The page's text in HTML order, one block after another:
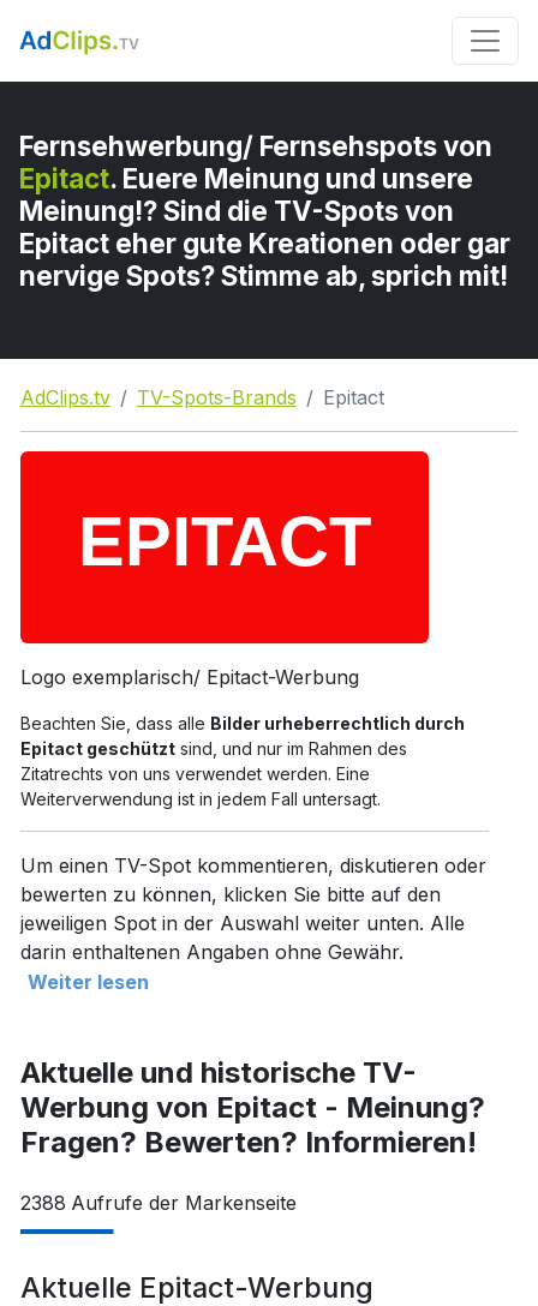
Fernsehwerbung/ Fernsehspots von
Epitact. Euere Meinung und unsere
Meinung!? Sind die TV-Spots von
Epitact eher gute Kreationen oder gar
nervige Spots? Stimme ab, sprich mit!
AdClips.tv TV-Spots-Brands Epitact
Logo exemplarisch/ Epitact-Werbung
Beachten Sie, dass alle Bilder urheberrechtlich durch
Epitact geschütztsind, und nur im Rahmen des
Zitatrechts von uns verwendet werden. Eine
Weiterverwendung ist in jedem Fall untersagt.
Um einen TV-Spot kommentieren, diskutieren oder
bewerten zu können, klicken Sie bitte auf den
jeweiligen Spot in der Auswahl weiter unten. Alle
darin enthaltenen Angaben ohne Gewähr.
Weiter lesen
Aktuelle und historische TV-
Werbung von Epitact - Meinung?
Fragen? Bewerten? Informieren!
2388 Aufrufe der Markenseite
Aktuelle Epitact-Werbung